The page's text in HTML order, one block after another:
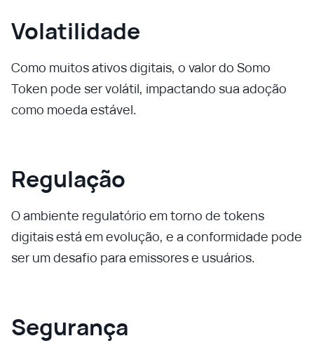
Volatilidade
Como muitos ativos digitais, o valor do Somo
Token pode ser volátil, impactando sua adoção
como moeda estável.
Regulação
O ambiente regulatório em torno de tokens
digitais está em evolução, e a conformidade pode
ser um desafio para emissores e usuários.
Segurança